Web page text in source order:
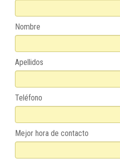
Nombre
Apellidos
Teléfono
Mejor hora de contacto